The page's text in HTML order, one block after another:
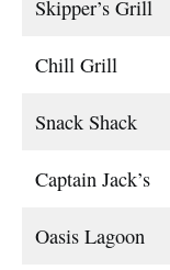
Skipper’s Grill
Chill Grill
Snack Shack
Captain Jack’s
Oasis Lagoon